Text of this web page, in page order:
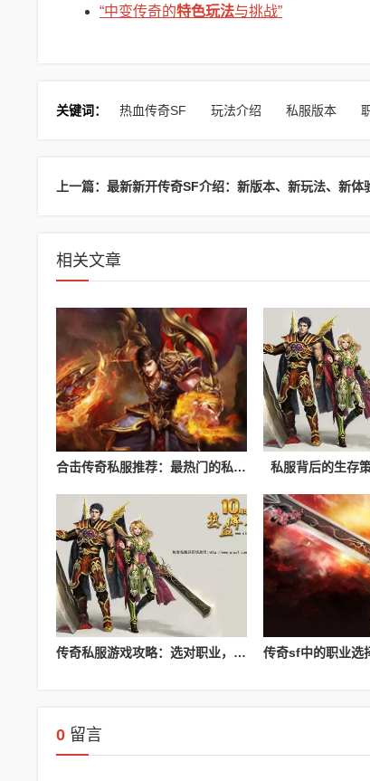
“中变传奇的特色玩法与挑战”
关键词： 热血传奇SF 玩法介绍 私服版本
上一篇：最新新开传奇SF介绍：新版本、新玩法、新体
相关文章
合击传奇私服推荐：最热门的私服推荐 私服背后的生存
传奇私服游戏攻略：选对职业，轻松闯关
0 留言